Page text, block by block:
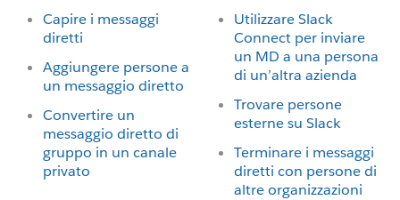
Capire i messaggi
diretti
Aggiungere persone a
un messaggio diretto
Convertire un
messaggio diretto di
gruppo in un canale
privato
Utilizzare Slack
Connect per inviare
un MD a una persona
di un’altra azienda
Trovare persone
esterne su Slack
Terminare i messaggi
diretti con persone di
altre organizzazioni